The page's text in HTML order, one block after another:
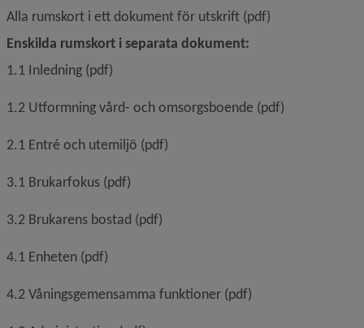
Alla rumskort i ett dokument för utskrift (pdf)
Enskilda rumskort i separata dokument:
1.1 Inledning (pdf)
1.2 Utformning vård- och omsorgsboende (pdf)
2.1 Entré och utemiljö (pdf)
3.1 Brukarfokus (pdf)
3.2 Brukarens bostad (pdf)
4.1 Enheten (pdf)
4.2 Våningsgemensamma funktioner (pdf)